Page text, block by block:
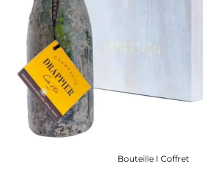
Bouteille I Coffret